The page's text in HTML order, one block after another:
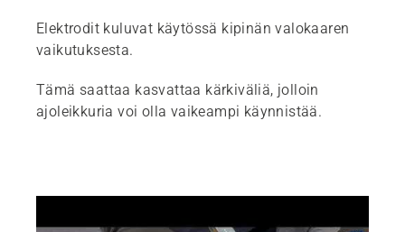
Elektrodit kuluvat käytössä kipinän valokaaren
vaikutuksesta.
Tämä saattaa kasvattaa kärkiväliä, jolloin
ajoleikkuria voi olla vaikeampi käynnistää.